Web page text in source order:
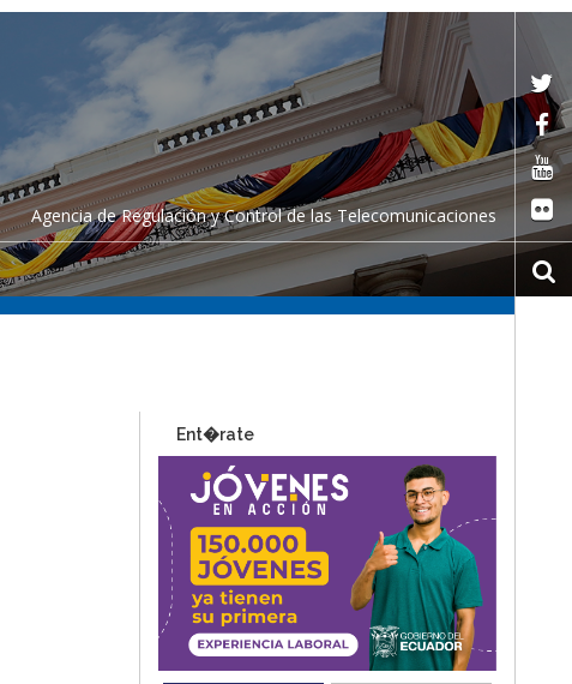
Agencia de Regulación y Control de las Telecomunicaciones
Ent�rate